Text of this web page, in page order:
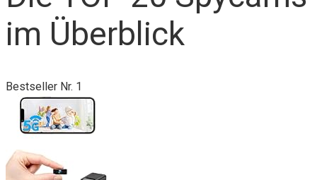
im Überblick
Bestseller Nr. 1